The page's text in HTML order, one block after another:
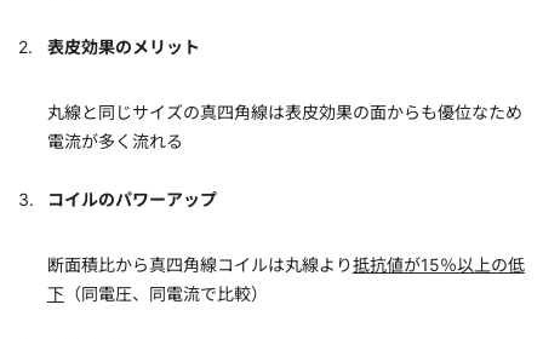
表皮効果のメリット
丸線と同じサイズの真四角線は表皮効果の面からも優位なため
電流が多く流れる
コイルのパワーアップ
断面積比から真四角線コイルは丸線より抵抗値が15％以上の低
下（同電圧、同電流で比較）